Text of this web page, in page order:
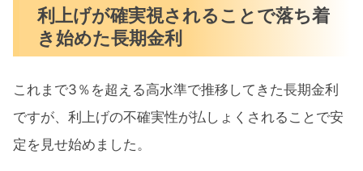
利上げが確実視されることで落ち着
き始めた長期金利
これまで3％を超える高水準で推移してきた長期金利
ですが、利上げの不確実性が払しょくされることで安
定を見せ始めました。